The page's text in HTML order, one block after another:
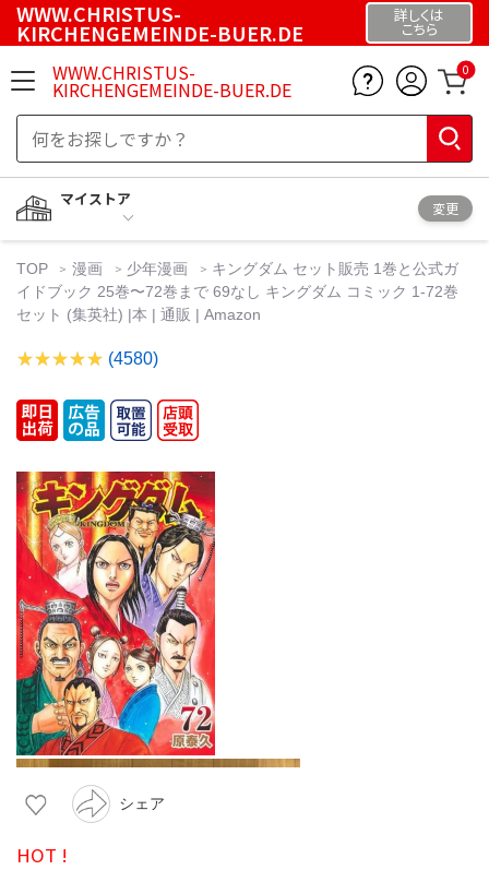
WWW.CHRISTUS-
KIRCHENGEMEINDE-BUER.DE
詳しくは
こちら
WWW.CHRISTUS-
KIRCHENGEMEINDE-BUER.DE
0
マイストア
変更
TOP 漫画 少年漫画
キングダム セット販売 1巻と公式ガ
イドブック 25巻〜72巻まで 69なし キングダム コミック 1-72巻
セット (集英社) |本 | 通販 | Amazon
(4580)
シェア
HOT !